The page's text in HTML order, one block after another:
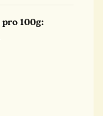
100g: